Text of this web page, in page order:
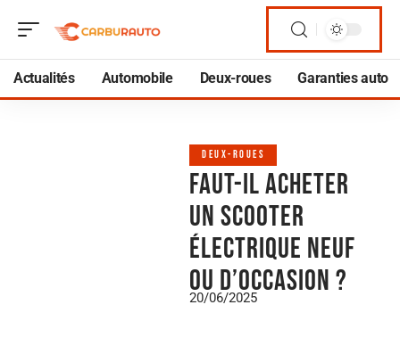
Actualités Automobile Deux-roues Garanties auto
DEUX-ROUES
Faut-il acheter
un scooter
électrique neuf
ou d’occasion ?
20/06/2025